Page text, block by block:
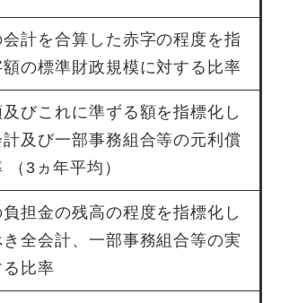
計を合算した赤字の程度を指
の標準財政規模に対する比率
びこれに準ずる額を指標化し
及び一部事務組合等の元利償
3ヵ年平均）
担金の残高の程度を指標化し
全会計、一部事務組合等の実
比率